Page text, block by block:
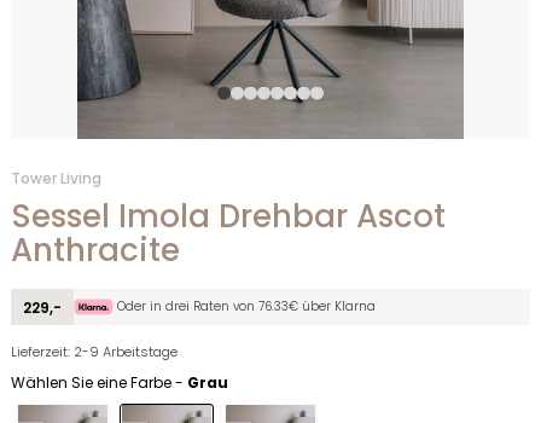
Tower Living
Sessel Imola Drehbar Ascot
Anthracite
229,- Oder in drei Raten von 76.33€ über Klarna
Lieferzeit: 2-9 Arbeitstage
Wählen Sie eine Farbe - Grau